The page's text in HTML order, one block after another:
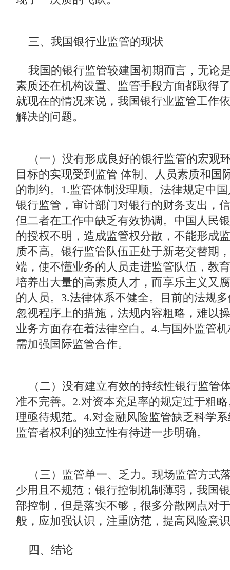
三、我国银行业监管的现状
我国的银行监管较建国初期而言，无论
素质还在机构设置、监管手段方面都取得
就现在的情况来说，我国银行业监管工作
解决的问题。
（一）没有形成良好的银行监管的宏观
目标的实现受到监管 体制、人员素质和国
的制约。1.监管体制没理顺。法律规定中
银行监管，审计部门对银行的财务支出，
但二者在工作中缺乏有效协调。中国人民
的授权不明，造成监管权分散，不能形成
质不高。银行监管队伍正处于新老交替期
端，使不懂业务的人员走进监管队伍，教
培养出大量的高素质人才，而享乐主义又
的人员。3.法律体系不健全。目前的法规
忽视程序上的措施，法规内容粗略，难以
业务方面存在着法律空白。4.与国外监管
需加强国际监管合作。
（二）没有建立有效的持续性银行监管
准不完善。2.对资本充足率的规定过于粗
理亟待规范。4.对金融风险监管缺乏科学
监管者权利的独立性有待进一步明确。
（三）监管单一、乏力。现场监管方式
少用且不规范；银行控制机制薄弱，我国
部控制，但是落实不够，很多分散网点对
般，应加强认识，注重防范，提高风险意
四、结论